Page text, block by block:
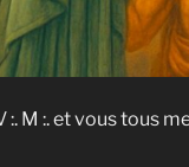
M :. et vous tous